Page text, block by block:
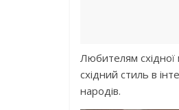
Любителям східної
східний стиль в
народів.